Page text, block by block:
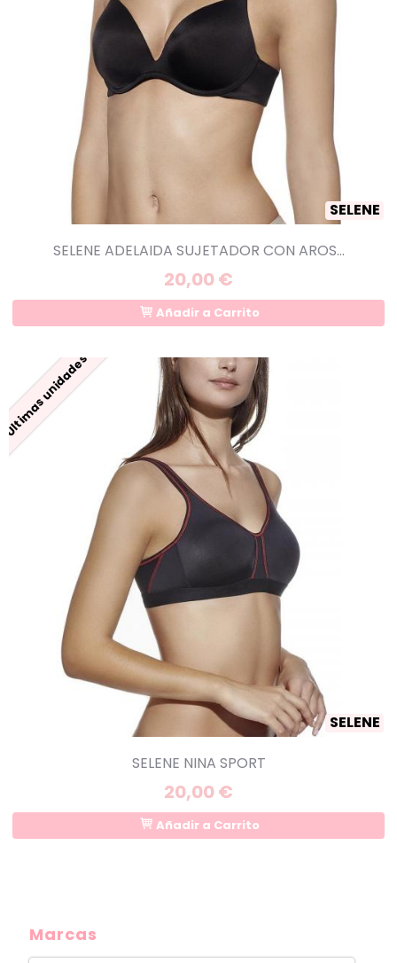
Marcas
SELENE
SELENE ADELAIDA SUJETADOR CON AROS...
20,00 €
Añadir a Carrito
Últimas unidades
SELENE
SELENE NINA SPORT
20,00 €
Añadir a Carrito